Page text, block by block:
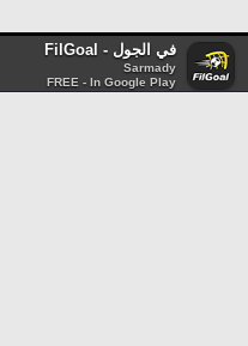
في الجول - FilGoal
Sarmady
FREE - In Google Play